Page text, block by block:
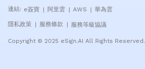
連結: e簽寶 | 阿里雲 | AWS | 華為雲
隱私政策 服務條款 服務等級協議
Copyright © 2025 eSign.AI All Rights Reserved.